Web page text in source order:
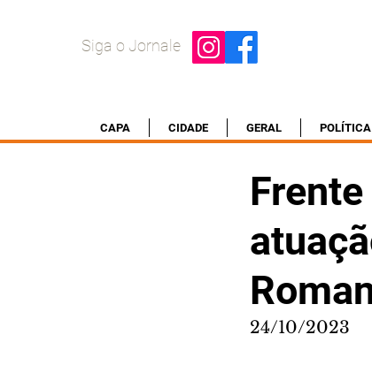
Siga o Jornale
CAPA CIDADE GERAL POLÍTICA
24/10/2023